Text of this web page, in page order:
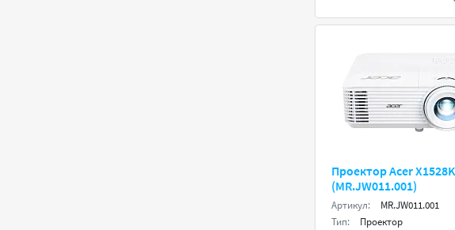
Проектор Acer
(MR.JW011.001)
Артикул:
MR.JW011.001
Тип:
Проектор